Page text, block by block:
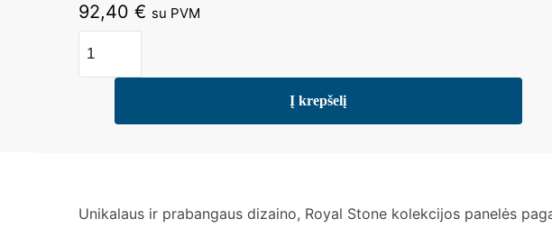
92,40€ su PVM
kiekis:
Vienvietė,
Į krepšelį
Unikalaus ir prabangaus dizaino, Royal Stone kolekcijos panelės